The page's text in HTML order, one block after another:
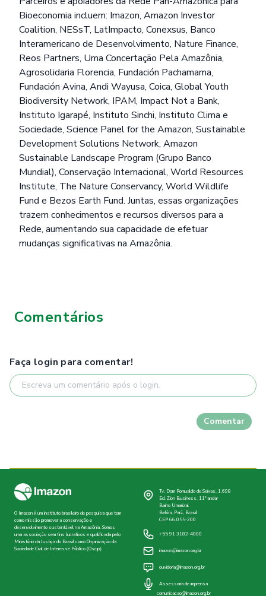
Bioeconomia incluem: Imazon, Amazon Investor
Coalition, NESsT, LatImpacto, Conexsus, Banco
Interamericano de Desenvolvimento, Nature Finance,
Reos Partners, Uma Concertação Pela Amazônia,
Agrosolidaria Florencia, Fundación Pachamama,
Fundación Avina, Andi Wayusa, Coica, Global Youth
Biodiversity Network, IPAM, Impact Not a Bank,
Instituto Igarapé, Instituto Sinchi, Instituto Clima e
Sociedade, Science Panel for the Amazon, Sustainable
Development Solutions Network, Amazon
Sustainable Landscape Program (Grupo Banco
Mundial), Conservação Internacional, World Resources
Institute, The Nature Conservancy, World Wildlife
Fund e Bezos Earth Fund. Juntas, essas organizações
trazem conhecimentos e recursos diversos para a
Rede, aumentando sua capacidade de efetuar
mudanças significativas na Amazônia.
Comentários
Faça login para comentar!
Comentar
O Imazon é um instituto brasileiro de pesquisa que tem
como missão promover a conservação e
desenvolvimento sustentável na Amazônia. Somos
uma associação sem fins lucrativos e qualificada pelo
Ministério da Justiça do Brasil como Organização da
Sociedade Civil de Interesse Público (Oscip).
Tv. Dom Romualdo de Seixas, 1.698
Ed. Zion Business, 11º andar
Bairro Umarizal
Belém, Pará, Brasil
CEP 66.055-200
+55 91 3182-4000
imazon@imazon.org.br
ouvidoria@imazon.org.br
Assessoria de imprensa
comunicacao@imazon.org.br